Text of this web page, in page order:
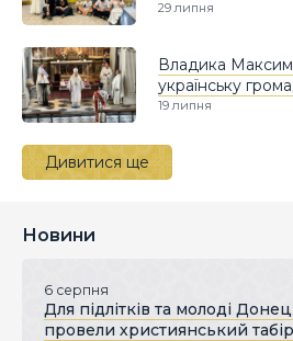
29 липня
Владика Максим
українську
19 липня
Дивитися ще
Новини
6 серпня
Для підлітків та молоді
провели християнський